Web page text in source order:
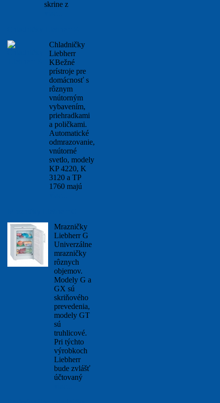
skrine z
Chladničky
Liebherr
KBežné
prístroje pre
domácnosť s
rôznym
vnútorným
vybavením,
priehradkami
a poličkami.
Automatické
odmrazovanie,
vnútorné
svetlo, modely
KP 4220, K
3120 a TP
1760 majú
Mrazničky
Liebherr G
Univerzálne
mrazničky
rôznych
objemov.
Modely G a
GX sú
skriňového
prevedenia,
modely GT
sú
truhlicové.
Pri týchto
výrobkoch
Liebherr
bude zvlášť
účtovaný